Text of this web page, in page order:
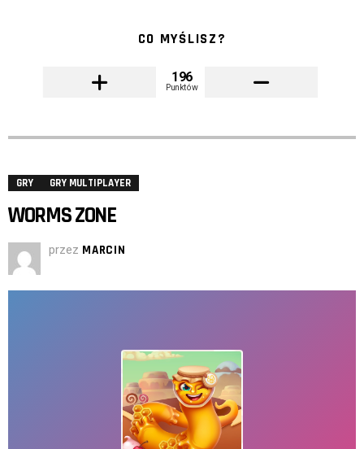
CO MYŚLISZ?
196
Punktów
GRY GRY MULTIPLAYER
WORMS ZONE
przez MARCIN